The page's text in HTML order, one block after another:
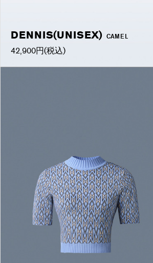
DENNIS(UNISEX) CAMEL
42,900円(税込)